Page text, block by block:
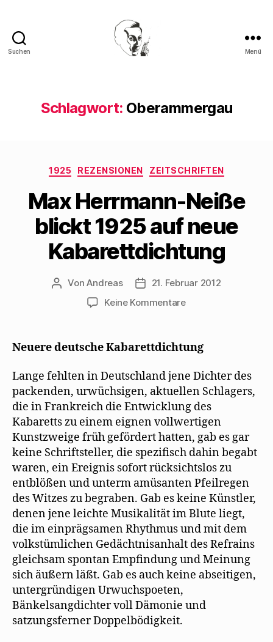
Suchen Menü
Schlagwort: Oberammergau
Kategorien
1925 REZENSIONEN ZEITSCHRIFTEN
Max Herrmann-Neiße
blickt 1925 auf neue
Kabarettdichtung
Beitragsautor
VonAndreas Beitragsdatum
21. Februar 2012
Keine Kommentarezu
Neiße
blickt
1925
auf
neue
Kabarettdichtung
Neuere deutsche Kabarettdichtung
Lange fehlten in Deutschland jene Dichter des
packenden, urwüchsigen, aktuellen Schlagers,
die in Frankreich die Entwicklung des
Kabaretts zu einem eignen vollwertigen
Kunstzweige früh gefördert hatten, gab es gar
keine Schriftsteller, die spezifisch dahin begabt
waren, ein Ereignis sofort rücksichtslos zu
entblößen und unterm amüsanten Pfeilregen
des Witzes zu begraben. Gab es keine Künstler,
denen jene leichte Musikalität im Blute liegt,
die im einprägsamen Rhythmus und mit dem
volkstümlichen Gedächtnisanhalt des Refrains
gleichsam spontan Empfindung und Meinung
sich äußern läßt. Gab es auch keine abseitigen,
untergründigen Urwuchspoeten,
Bänkelsangdichter voll Dämonie und
satzungsferner Doppelbödigkeit.